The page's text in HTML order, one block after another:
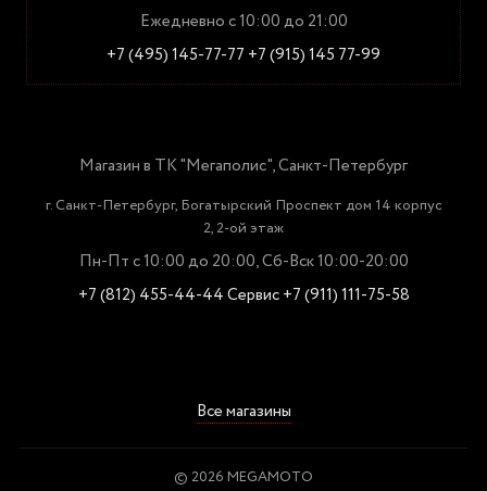
Ежедневно с 10:00 до 21:00
+7 (495) 145-77-77 +7 (915) 145 77-99
Магазин в ТК "Мегаполис", Санкт-Петербург
г. Санкт-Петербург, Богатырский Проспект дом 14 корпус
2, 2-ой этаж
Пн-Пт с 10:00 до 20:00, Сб-Вск 10:00-20:00
+7 (812) 455-44-44Сервис +7 (911) 111-75-58
Все магазины
© 2026 MEGAMOTO